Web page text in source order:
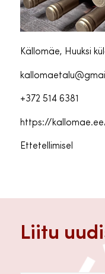
Källomäe, Huuksi
+372 514 6381
https://
Ettetellimisel
Liitu